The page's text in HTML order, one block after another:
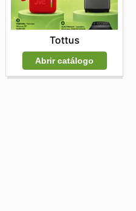
Tottus
Abrir catálogo